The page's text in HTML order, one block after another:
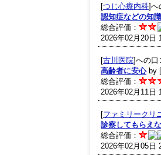
[つじ心療内科]へ
認知症などの知
総合評価：
2026年02月20日
[古川医院]への口
高齢者に安心by [
総合評価：
2026年02月11日
[ファミリークリ
診察してもらえ
総合評価：
2026年02月05日